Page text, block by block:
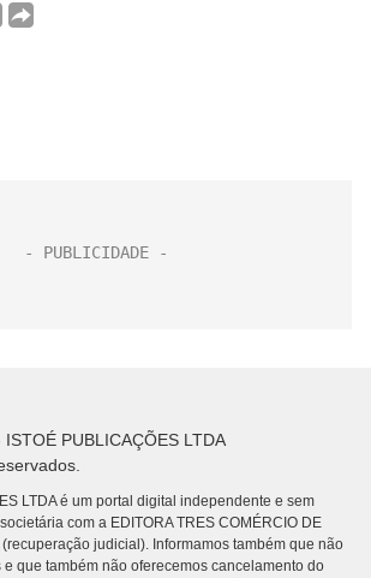
PUBLICAÇÕES LTDA
LTDA é um portal digital independente e sem
com a EDITORA TRES COMÉRCIO DE
(recuperação judicial). Informamos também que não
que também não oferecemos cancelamento do